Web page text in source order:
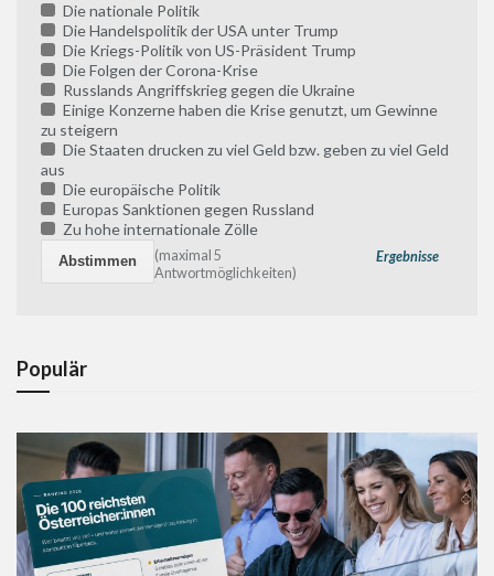
Die nationale Politik
Die Handelspolitik der USA unter Trump
Die Kriegs-Politik von US-Präsident Trump
Die Folgen der Corona-Krise
Russlands Angriffskrieg gegen die Ukraine
Einige Konzerne haben die Krise genutzt, um Gewinne
zu steigern
Die Staaten drucken zu viel Geld bzw. geben zu viel Geld
aus
Die europäische Politik
Europas Sanktionen gegen Russland
Zu hohe internationale Zölle
Ergebnisse
(maximal 5
Antwortmöglichkeiten)
Populär